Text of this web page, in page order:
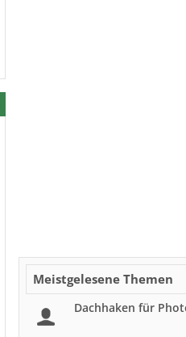
Meistgelesene Themen
Dachhaken für